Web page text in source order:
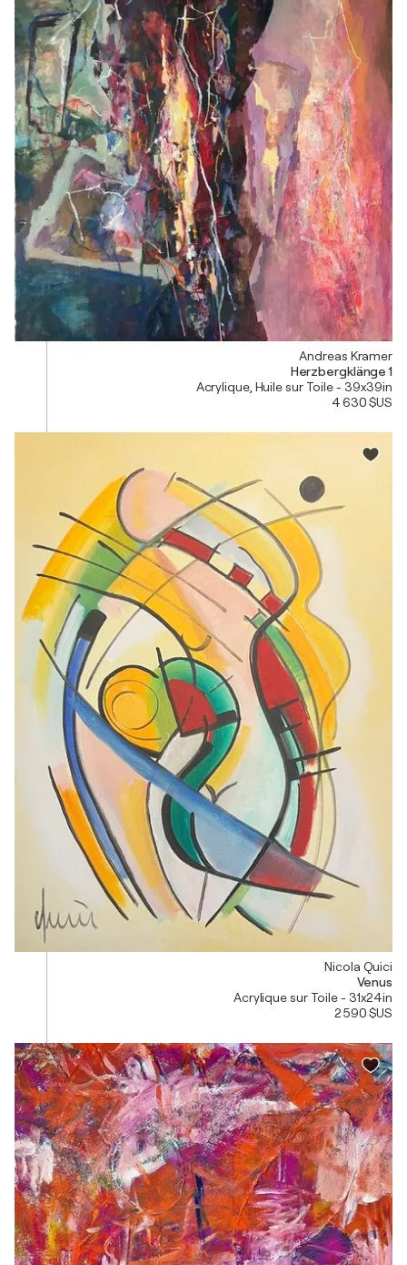
Andreas Kramer
Herzbergklänge 1
Acrylique, Huile sur Toile - 39x39in
4 630 $US
Nicola Quici
Venus
Acrylique sur Toile - 31x24in
2 590 $US